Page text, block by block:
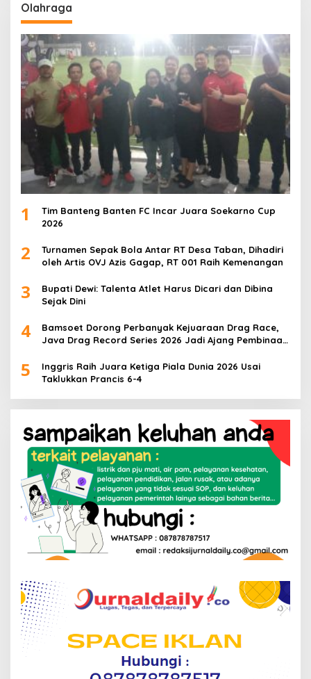
Olahraga
1
Tim Banteng Banten FC Incar Juara Soekarno Cup
2026
2
Turnamen Sepak Bola Antar RT Desa Taban, Dihadiri
oleh Artis OVJ Azis Gagap, RT 001 Raih Kemenangan
3
Bupati Dewi: Talenta Atlet Harus Dicari dan Dibina
Sejak Dini
4
Bamsoet Dorong Perbanyak Kejuaraan Drag Race,
Java Drag Record Series 2026 Jadi Ajang Pembinaan
5
Inggris Raih Juara Ketiga Piala Dunia 2026 Usai
Taklukkan Prancis 6-4